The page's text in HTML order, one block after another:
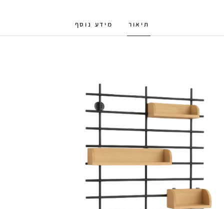
תיאור מידע נוסף